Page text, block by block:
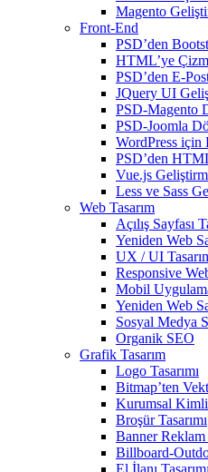
Magento
Front-End
PSD’den
HTML’ye
PSD’den E-
JQuery UI
PSD-Magento
PSD-Joomla
WordPress için
PSD’den
Vue.js
Less ve Sass
Web Tasarım
Açılış Sayfası
Yeniden Web
UX / UI
Responsive
Mobil
Yeniden Web
Sosyal Medya
Organik SEO
Grafik Tasarım
Logo Tasarımı
Bitmap’ten
Kurumsal
Broşür Tasarımı
Banner Reklam
Billboard-